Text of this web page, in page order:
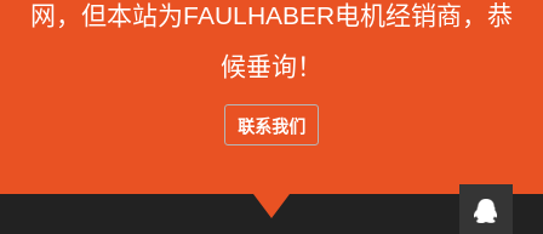
网，但本站为FAULHABER电机经销商，恭
候垂询！
联系我们